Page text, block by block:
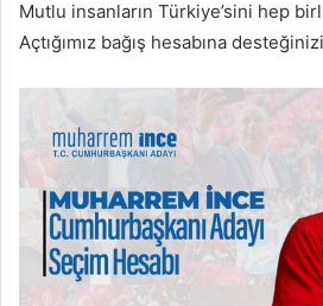
Mutlu insanların Türkiye’sini hep
Açtığımız bağış hesabına